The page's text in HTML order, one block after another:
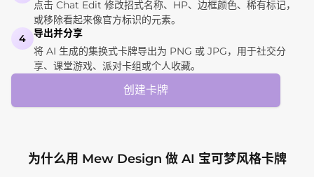
点击 Chat Edit 修改招式名称、HP、边框颜色、稀有标记，
或移除看起来像官方标识的元素。
4
导出并分享
将 AI 生成的集换式卡牌导出为 PNG 或 JPG，用于社交分
享、课堂游戏、派对卡组或个人收藏。
创建卡牌
为什么用 Mew Design 做 AI 宝可梦风格卡牌